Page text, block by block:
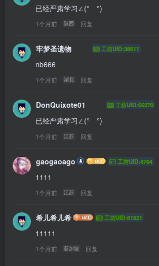
已经严肃学习∠(°ゝ°)
1个月前 陕西 回复
牢梦圣遗物 工坊UID:38611
nb666
1个月前 湖北 回复
DonQuixote01 工坊UID:66270
已经严肃学习∠(°ゝ°)
1个月前 江苏 回复
gaogaoago 工坊UID:4764
1111
1个月前 江苏 回复
希儿希儿希 工坊UID:81821
11111
1个月前 新加坡 回复